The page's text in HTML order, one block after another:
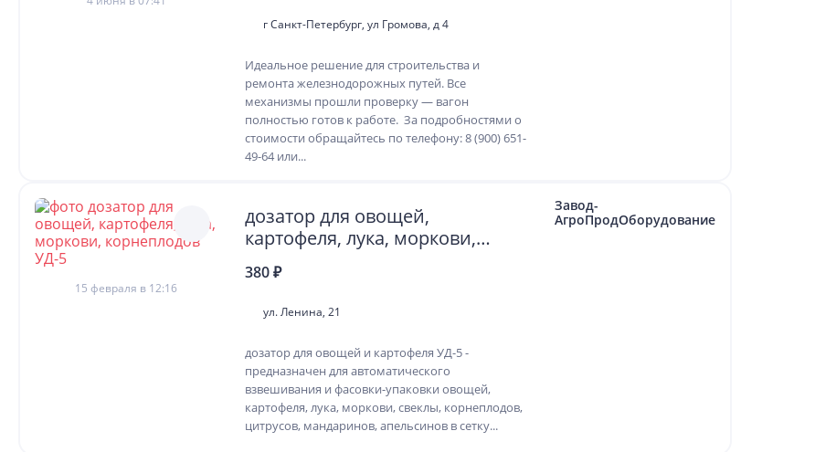
г Санкт-Петербург, ул Громова, д 4
Идеальное решение для строительства и
ремонта железнодорожных путей. Все
механизмы прошли проверку — вагон
полностью готов к работе. За подробностями о
стоимости обращайтесь по телефону: 8 (900) 651-
49-64 или...
15 февраля в 12:16
дозатор для овощей,
картофеля, лука, моркови,
корнеплодов УД-5
380 ₽
ул. Ленина, 21
дозатор для овощей и картофеля УД-5 -
предназначен для автоматического
взвешивания и фасовки-упаковки овощей,
картофеля, лука, моркови, свеклы, корнеплодов,
цитрусов, мандаринов, апельсинов в сетку...
Завод-
АгроПродОборудование